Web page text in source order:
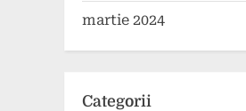
martie 2024
Categorii